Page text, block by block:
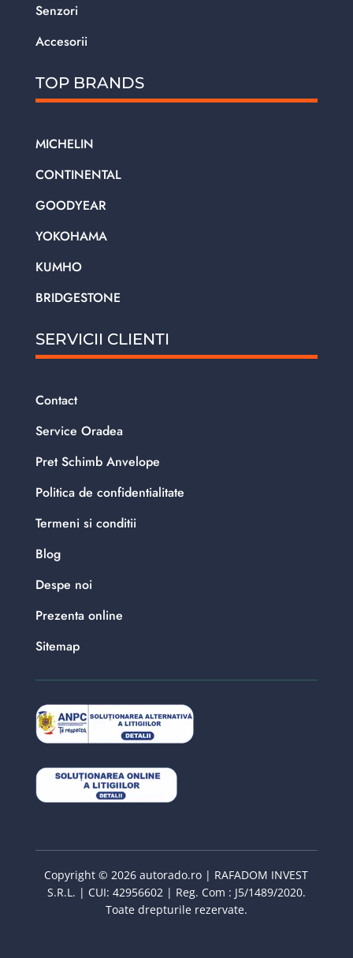
Senzori
Accesorii
TOP BRANDS
MICHELIN
CONTINENTAL
GOODYEAR
YOKOHAMA
KUMHO
BRIDGESTONE
SERVICII CLIENTI
Contact
Service Oradea
Pret Schimb Anvelope
Politica de confidentialitate
Termeni si conditii
Blog
Despe noi
Prezenta online
Sitemap
Copyright © 2026 autorado.ro | RAFADOM INVEST
S.R.L. | CUI: 42956602 | Reg. Com : J5/1489/2020.
Toate drepturile rezervate.